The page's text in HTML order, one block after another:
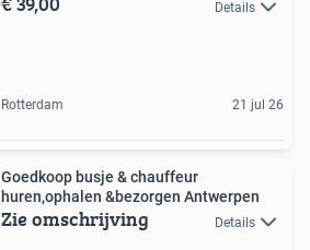
Details
Rotterdam 21 jul 26
Goedkoop busje & chauffeur
huren,ophalen &bezorgen Antwerpen
Zie omschrijving Details